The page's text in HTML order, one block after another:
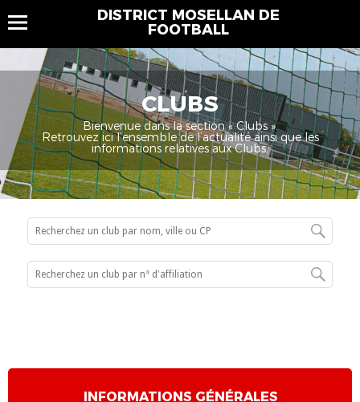
DISTRICT MOSELLAN DE
FOOTBALL
CLUBS
Bienvenue dans la section « Clubs ».
Retrouvez ici l’ensemble de l’actualité ainsi que les
informations relatives aux Clubs.
INFORMATIONS GÉNÉRALES